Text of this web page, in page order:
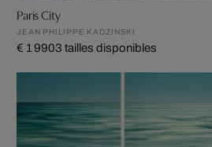
Paris City
JEAN PHILIPPE KADZINSKI
€ 1 9903 tailles disponibles